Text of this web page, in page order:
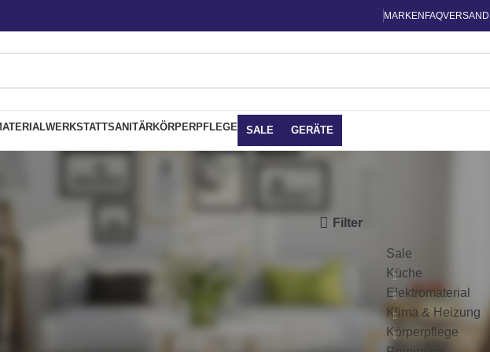
MARKEN FAQVERSAND
WERKSTATTSANITÄRKÖRPERPFLEGE SALE GERÄTE
Filter
Sale
Küche
Elektromaterial
Klima & Heizung
Körperpflege